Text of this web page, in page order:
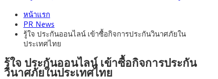
หน้ารถไฟฟ้าสงขลา โมโนเรล 12.54 กม. เชื่อมเมืองหาดใหญ่
สิงหาคม 4, 2026
หัวเพียง 2,618 บาท เสนอทบทวนจัดสรรงบให้สอดคล้องภาระงาน
จริง
สิงหาคม 3, 2026 กรุงศรี คาดเงินบาทสัปดาห์นี้ซื้อขายในกรอบ
33.00-33.60 ติดตามข้อมูลจ้างงานสหรัฐฯ
สิงหาคม 1, 2026 “เอกนิติ” เปิดเครื่องยนต์เศรษฐกิจใหม่ของไทย เดิน
หน้า 5 ยุทธศาสตร์ รื้อโครงสร้างเศรษฐกิจ ดันไทยโตเต็มศักยภาพ
กรกฎาคม 27, 2026 ภัยเงียบใกล้ตัวเด็ก LSD “แสตมป์เมา” ยาเสพติด
ลายการ์ตูน กรมศุลกากร เตือนผู้ปกครองเฝ้าระวัง หลังยึดล็อตใหญ่
จากเยอรมนี
หน้าแรก
PR News
รู้ใจ ประกันออนไลน์ เข้าซื้อกิจการประกันวินาศภัยใน
ประเทศไทย
รู้ใจ ประกันออนไลน์ เข้าซื้อกิจการประกัน
วินาศภัยในประเทศไทย